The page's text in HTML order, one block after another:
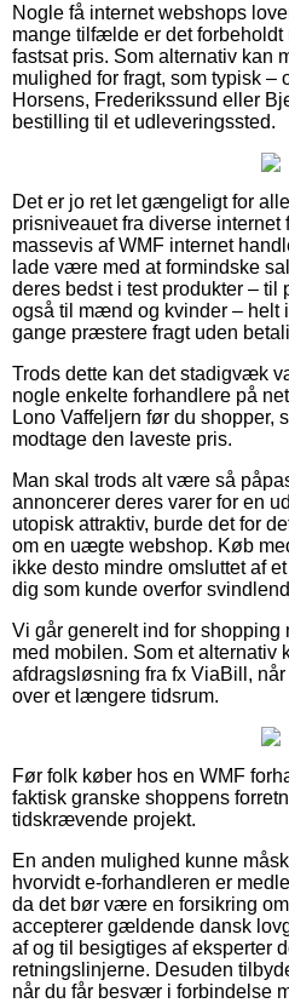
Nogle få internet webshops
mange tilfælde er det forbeholdt
fastsat pris. Som alternativ kan
mulighed for fragt, som typisk –
Horsens, Frederikssund eller
bestilling til et udleveringssted.
Det er jo ret let gængeligt for
prisniveauet fra diverse internet
massevis af WMF internet
lade være med at formindske
deres bedst i test produkter – til
også til mænd og kvinder – helt
gange præstere fragt uden
Trods dette kan det stadigvæk
nogle enkelte forhandlere på
Lono Vaffeljern før du shopper,
modtage den laveste pris.
Man skal trods alt være så
annoncerer deres varer for en
utopisk attraktiv, burde det for
om en uægte webshop. Køb
ikke desto mindre omsluttet af
dig som kunde overfor
Vi går generelt ind for shopping
med mobilen. Som et alternativ
afdragsløsning fra fx ViaBill,
over et længere tidsrum.
Før folk køber hos en WMF
faktisk granske shoppens
tidskrævende projekt.
En anden mulighed kunne
hvorvidt e-forhandleren er
da det bør være en forsikring
accepterer gældende dansk
af og til besigtiges af eksperter
retningslinjerne. Desuden
når du får besvær i forbindelse